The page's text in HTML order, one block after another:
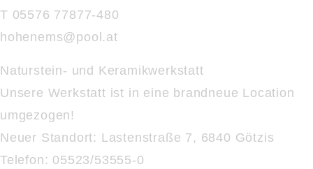
T 05576 77877-480
hohenems@pool.at
Naturstein- und Keramikwerkstatt
Unsere Werkstatt ist in eine brandneue Location
umgezogen!
Neuer Standort: Lastenstraße 7, 6840 Götzis
Telefon: 05523/53555-0